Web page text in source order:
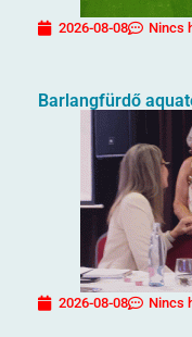
2026-08-08 Nincs
Barlangfürdő
2026-08-08 Nincs